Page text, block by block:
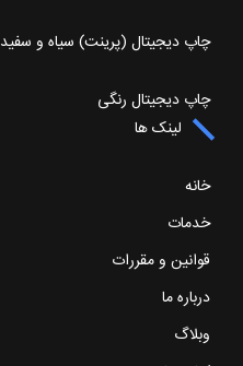
چاپ دیجیتال (پرینت) سیاه و سفید
چاپ دیجیتال رنگی
لینک ها
خانه
خدمات
قوانین و مقررات
درباره ما
وبلاگ